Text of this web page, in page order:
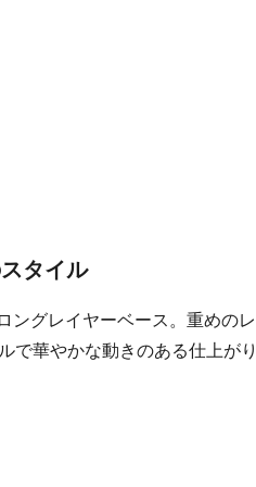
タイル
ングレイヤーベース。重めの
で華やかな動きのある仕上がり